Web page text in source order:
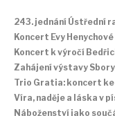
243. jednání Ústřední
Koncert Evy
Koncert k výročí
Zahájení výstavy Sbory
Trio Gratia: koncert ke
Víra, naděje a láska v
Náboženství jako